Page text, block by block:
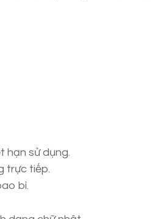
hạn sử dụng.
trực tiếp.
bì.